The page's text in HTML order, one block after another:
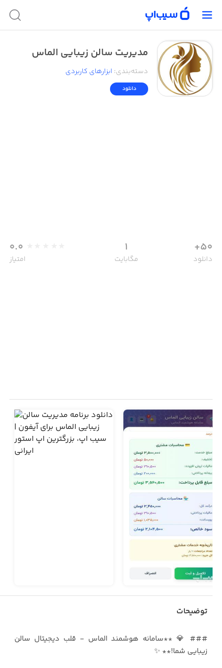
مدیریت سالن زیبایی الماس
دسته‌بندی: ابزار‌های کاربردی
دانلود
50+
دانلود
1
مگابایت
0.0
امتیاز
توضیحات
### 💎 **سامانه هوشمند الماس - قلب دیجیتال سالن
زیبایی شما!** ✨